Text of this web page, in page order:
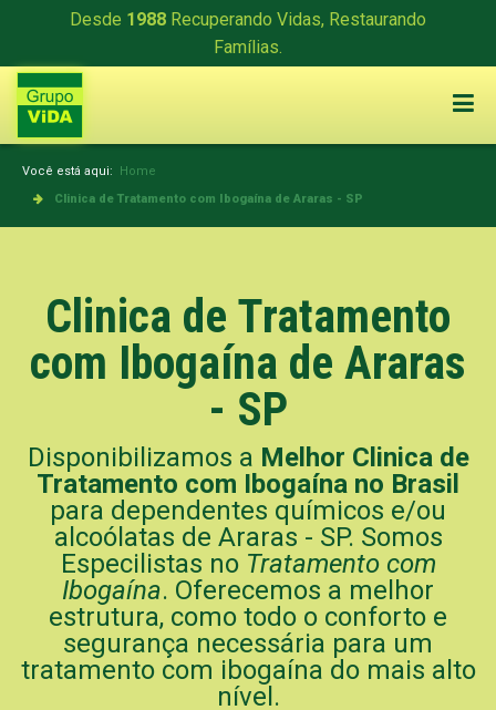
Desde 1988 Recuperando Vidas, Restaurando
Famílias.
Você está aqui: Home
Clinica de Tratamento com Ibogaína de Araras - SP
Clinica de Tratamento
com Ibogaína de Araras
- SP
Disponibilizamos a Melhor Clinica de
Tratamento com Ibogaína no Brasil
para dependentes químicos e/ou
alcoólatas de Araras - SP. Somos
Especilistas no Tratamento com
Ibogaína. Oferecemos a melhor
estrutura, como todo o conforto e
segurança necessária para um
tratamento com ibogaína do mais alto
nível.